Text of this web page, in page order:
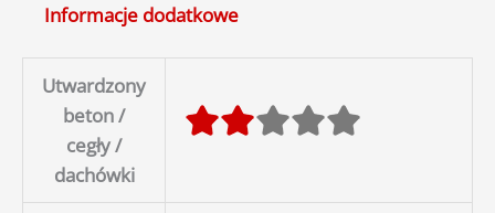
Informacje dodatkowe
Utwardzony
beton /
cegły /
dachówki